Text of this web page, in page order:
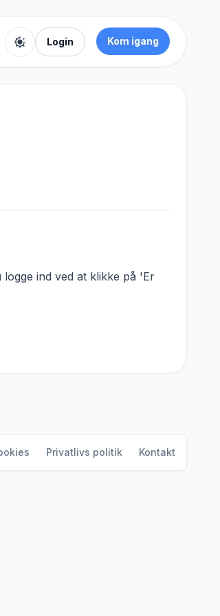
Toggle color theme
Login Kom igang
logge ind ved at klikke på 'Er
Privatlivs politik Kontakt